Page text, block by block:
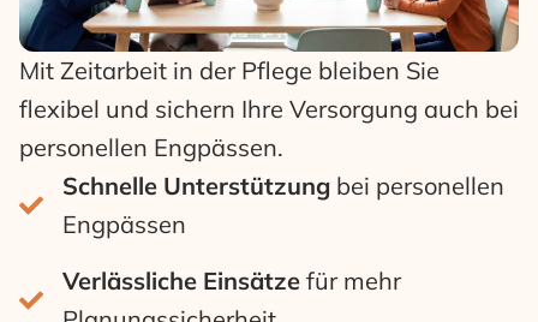
Mit Zeitarbeit in der Pflege bleiben Sie
flexibel und sichern Ihre Versorgung auch bei
personellen Engpässen.
Schnelle Unterstützung bei personellen
Engpässen
Verlässliche Einsätze für mehr